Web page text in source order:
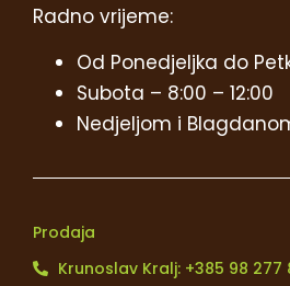
Radno vrijeme:
Od Ponedjeljka do
Subota – 8:00 – 12:00
Nedjeljom i
Prodaja
Krunoslav Kralj: +385 98 277